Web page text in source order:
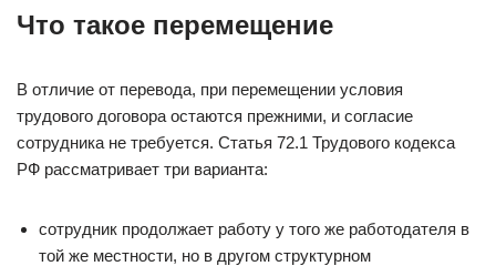
Что такое перемещение
В отличие от перевода, при перемещении условия
трудового договора остаются прежними, и согласие
сотрудника не требуется. Статья 72.1 Трудового кодекса
РФ рассматривает три варианта:
сотрудник продолжает работу у того же работодателя в
той же местности, но в другом структурном